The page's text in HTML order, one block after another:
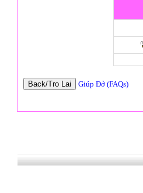
Giúp Đở (FAQs)